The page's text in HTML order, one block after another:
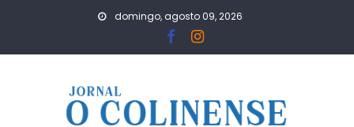
domingo, agosto 09, 2026